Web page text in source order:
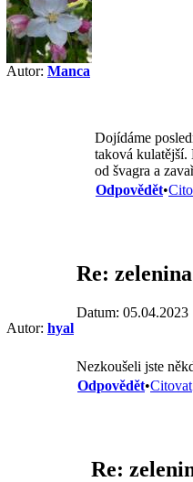
Autor: Manca
Dojídáme
taková kulatější.
od švagra a
Odpovědět•
Autor: hyal
Re:
Datum: 05.04.2023
Nezkoušeli jste
Odpovědět•Citovat
Re: